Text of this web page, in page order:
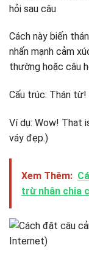
hỏi sau câu
Cách này biến
nhấn mạnh cảm
thường hoặc câu
Cấu trúc: Thán từ!
Ví dụ: Wow! That
váy đẹp.)
Xem Thêm:
trừ nhân chia